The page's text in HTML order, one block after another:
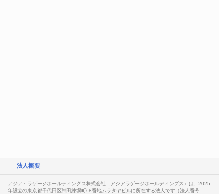
法人概要
アジア・ラゲージホールディングス株式会社（アジアラゲージホールディングス）は、2025
年設立の東京都千代田区神田練塀町68番地ムラタヤビルに所在する法人です（法人番号: